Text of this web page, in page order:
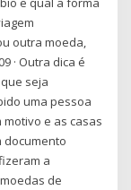
outra moeda,
· Outra dica é
seja
uma pessoa
e as casas
documento
a
de